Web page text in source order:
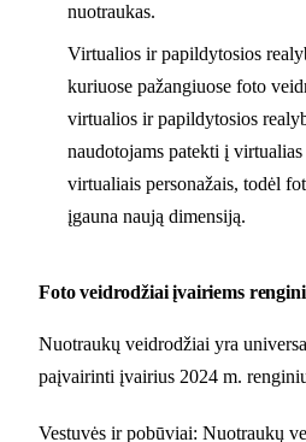
nuotraukas.
Virtualios ir papildytosios
kuriuose pažangiuose foto
virtualios ir papildytosios
naudotojams patekti į virtualias
virtualiais personažais, todėl
įgauna naują dimensiją.
Foto veidrodžiai įvairiems
Nuotraukų veidrodžiai yra
paįvairinti įvairius 2024 m.
Vestuvės ir pobūviai: Nuotraukų